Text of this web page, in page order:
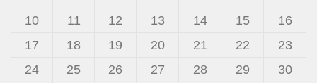
10
11 12 13 14 15
16
17
18 19 20 21 22
23
24
25 26 27 28 29
30